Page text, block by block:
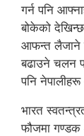
गर्न पनि
बोकेको
आफन्त लैजाने
बढाउने चलन
पनि
भारत
फौजमा गण्डक